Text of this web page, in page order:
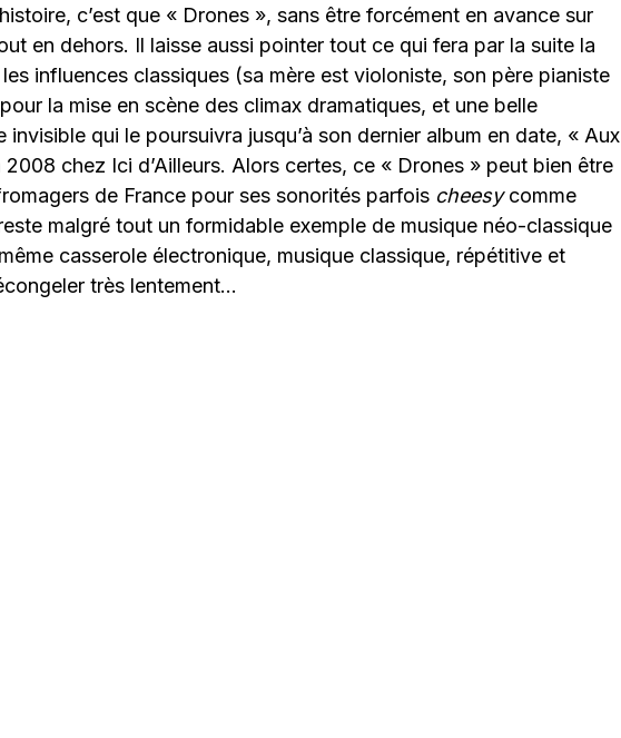
c’est que « Drones », sans être forcément en avance sur
en dehors. Il laisse aussi pointer tout ce qui fera par la suite la
influences classiques (sa mère est violoniste, son père pianiste
la mise en scène des climax dramatiques, et une belle
invisible qui le poursuivra jusqu’à son dernier album en date, « Aux
chez Ici d’Ailleurs. Alors certes, ce « Drones » peut bien être
de France pour ses sonorités parfois cheesycomme
malgré tout un formidable exemple de musique néo-classique
casserole électronique, musique classique, répétitive et
très lentement…